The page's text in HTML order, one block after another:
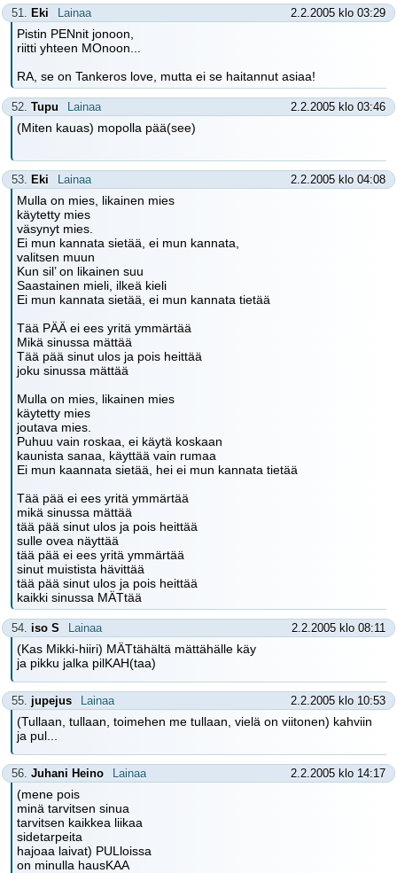
51. Eki Lainaa 2.2.2005 klo 03:29
Pistin PENnit jonoon,
riitti yhteen MOnoon...
RA, se on Tankeros love, mutta ei se haitannut asiaa!
52. Tupu Lainaa 2.2.2005 klo 03:46
(Miten kauas) mopolla pää(see)
53. Eki Lainaa 2.2.2005 klo 04:08
Mulla on mies, likainen mies
käytetty mies
väsynyt mies.
Ei mun kannata sietää, ei mun kannata,
valitsen muun
Kun sil’ on likainen suu
Saastainen mieli, ilkeä kieli
Ei mun kannata sietää, ei mun kannata tietää
Tää PÄÄ ei ees yritä ymmärtää
Mikä sinussa mättää
Tää pää sinut ulos ja pois heittää
joku sinussa mättää
Mulla on mies, likainen mies
käytetty mies
joutava mies.
Puhuu vain roskaa, ei käytä koskaan
kaunista sanaa, käyttää vain rumaa
Ei mun kaannata sietää, hei ei mun kannata tietää
Tää pää ei ees yritä ymmärtää
mikä sinussa mättää
tää pää sinut ulos ja pois heittää
sulle ovea näyttää
tää pää ei ees yritä ymmärtää
sinut muistista hävittää
tää pää sinut ulos ja pois heittää
kaikki sinussa MÄTtää
54. iso S Lainaa 2.2.2005 klo 08:11
(Kas Mikki-hiiri) MÄTtähältä mättähälle käy
ja pikku jalka pilKAH(taa)
55. jupejus Lainaa 2.2.2005 klo 10:53
(Tullaan, tullaan, toimehen me tullaan, vielä on viitonen) kahviin
ja pul...
56. Juhani Heino Lainaa 2.2.2005 klo 14:17
(mene pois
minä tarvitsen sinua
tarvitsen kaikkea liikaa
sidetarpeita
hajoaa laivat) PULloissa
on minulla hausKAA